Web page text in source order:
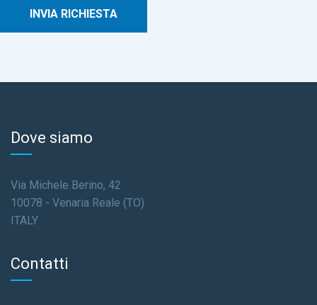
Dove siamo
Via Michele Berino, 42
10078 - Venaria Reale (TO)
ITALY
Contatti